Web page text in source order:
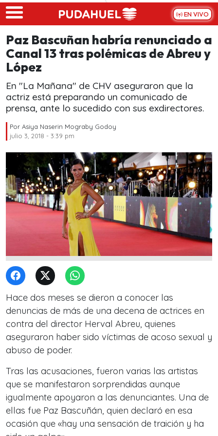
Skip to main content
EN VIVO
Paz Bascuñan habría renunciado a
Canal 13 tras polémicas de Abreu y
López
En "La Mañana" de CHV aseguraron que la
actriz está preparando un comunicado de
prensa, ante lo sucedido con sus exdirectores.
Por Asiya Naserin Mograby Godoy
julio 3, 2018 - 3:39 pm
Hace dos meses se dieron a conocer las
denuncias de más de una decena de actrices en
contra del director Herval Abreu, quienes
aseguraron haber sido víctimas de acoso sexual y
abuso de poder.
Tras las acusaciones, fueron varias las artistas
que se manifestaron sorprendidas aunque
igualmente apoyaron a las denunciantes. Una de
ellas fue Paz Bascuñán, quien declaró en esa
ocasión que «hay una sensación de traición y ha